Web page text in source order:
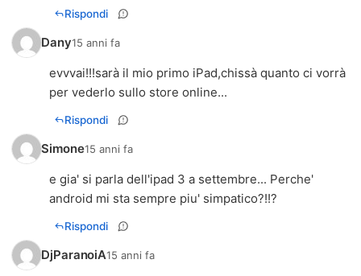
Rispondi
Dany15 anni fa
evvvai!!!sarà il mio primo iPad,chissà quanto ci vorrà
per vederlo sullo store online...
Rispondi
Simone15 anni fa
e gia' si parla dell'ipad 3 a settembre... Perche'
android mi sta sempre piu' simpatico?!!?
Rispondi
DjParanoiA15 anni fa